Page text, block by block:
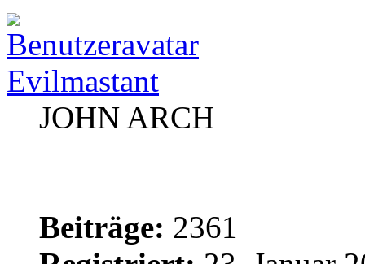
Evilmastant
JOHN ARCH
Beiträge: 2361